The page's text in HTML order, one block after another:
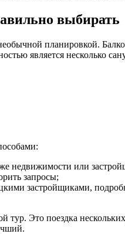
выбирать
планировкой.
является несколько
недвижимости или
запросы;
застройщиками,
Это поездка